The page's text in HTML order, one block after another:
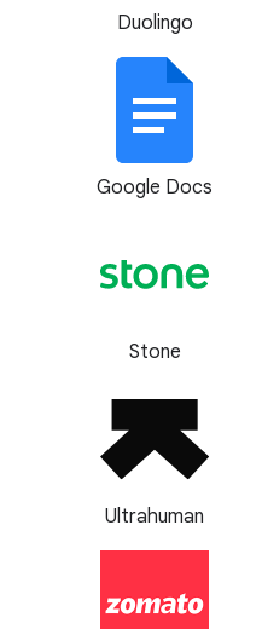
Duolingo
Google Docs
Stone
Ultrahuman